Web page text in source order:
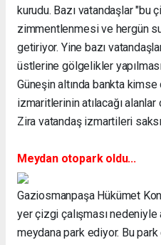
kurudu. Bazı vatandaşlar "bu
zimmentlenmesi ve hergün
getiriyor. Yine bazı
üstlerine gölgelikler
Güneşin altında bankta
izmaritlerinin atılacağı
Zira vatandaş izmartileri
Meydan otopark oldu...
Gaziosmanpaşa Hükümet
yer çizgi çalışması
meydana park ediyor. Bu